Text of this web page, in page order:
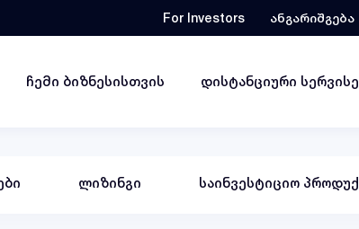
For Investors ანგარიშგება
ჩემი ბიზნესისთვის დისტანციური
ლიზინგი საინვესტიციო